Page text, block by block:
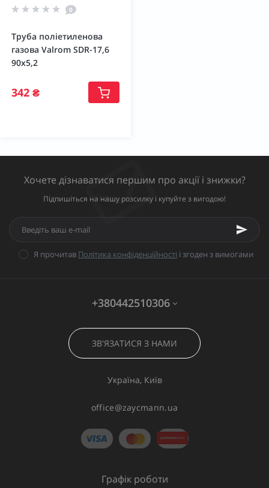
0
Труба поліетиленова
газова Valrom SDR-17,6
90х5,2
342 ₴
Хочете дізнаватися першим про акції і знижки?
Підпишіться на нашу розсилку і купуйте з вигодою!
Я прочитав Політика конфіденційності і згоден з вимогами
+380442510306
ЗВ'ЯЗАТИСЯ З НАМИ
Україна, Київ
office@zaycmann.ua
Графік роботи